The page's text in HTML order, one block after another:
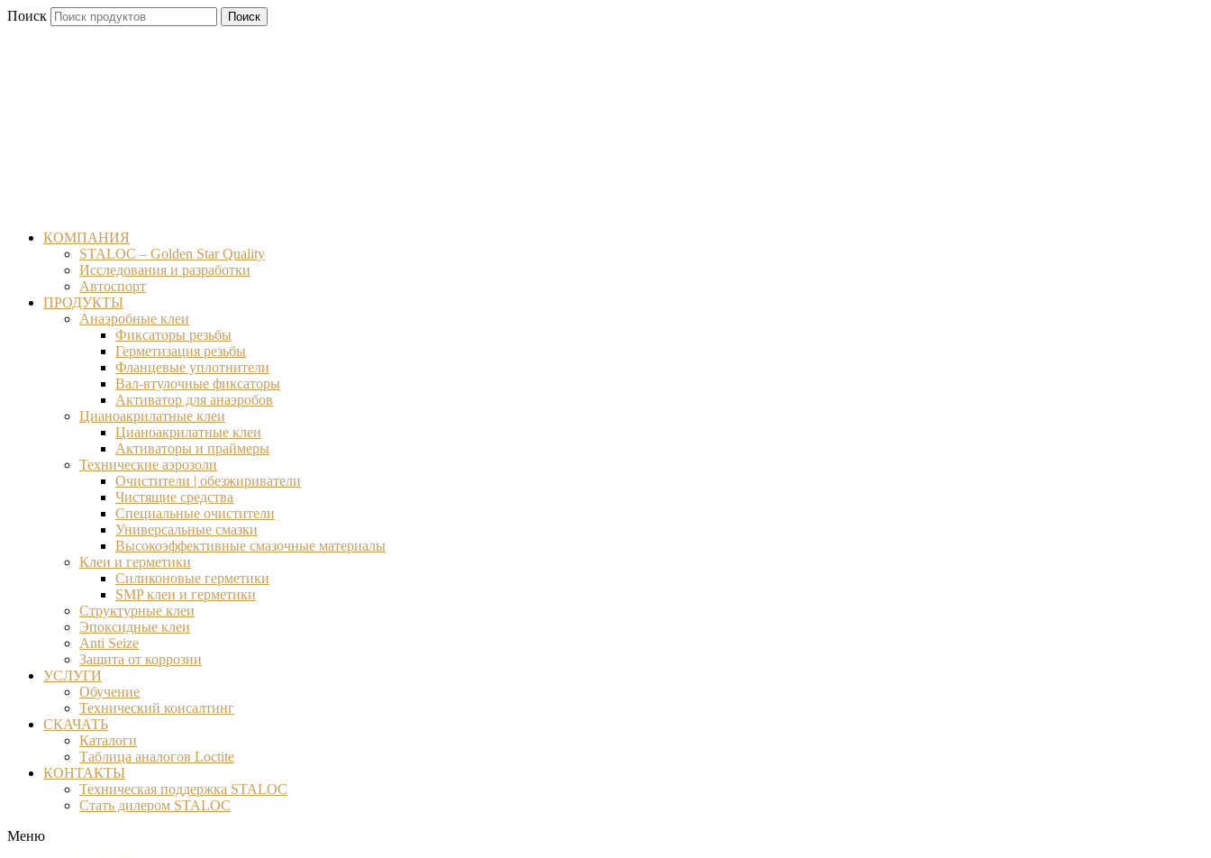
Перейти
Поиск Поиск
КОМПАНИЯ
STALOC – Golden Star Quality
Исследования и разработки
Автоспорт
ПРОДУКТЫ
Анаэробные клеи
Фиксаторы резьбы
Герметизация резьбы
Фланцевые уплотнители
Вал-втулочные фиксаторы
Активатор для анаэробов
Цианоакрилатные клеи
Цианоакрилатные клеи
Активаторы и праймеры
Технические аэрозоли
Очистители | обезжириватели
Чистящие средства​
Специальные очистители
Универсальные смазки
Высокоэффективные смазочные материалы
Клеи и герметики
Силиконовые герметики
SMP клеи и герметики
Структурные клеи
Эпоксидные клеи
Anti Seize
Защита от коррозии
УСЛУГИ
Обучение
Технический консалтинг
СКАЧАТЬ
Каталоги
Таблица аналогов Loctite
КОНТАКТЫ
Техническая поддержка STALOC
Стать дилером STALOC
Меню